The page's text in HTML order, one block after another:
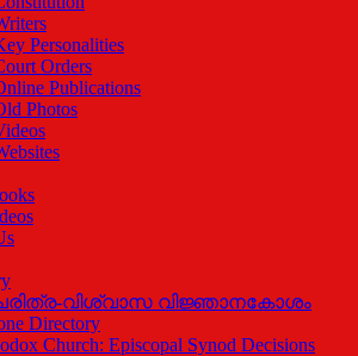
Personalities
Orders
Publications
Photos
വിശ്വാസ വിജ്ഞാനകോശം
Directory
Church: Episcopal Synod Decisions